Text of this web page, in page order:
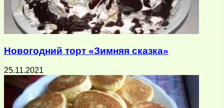
Новогодний торт «Зимняя сказка»
25.11.2021